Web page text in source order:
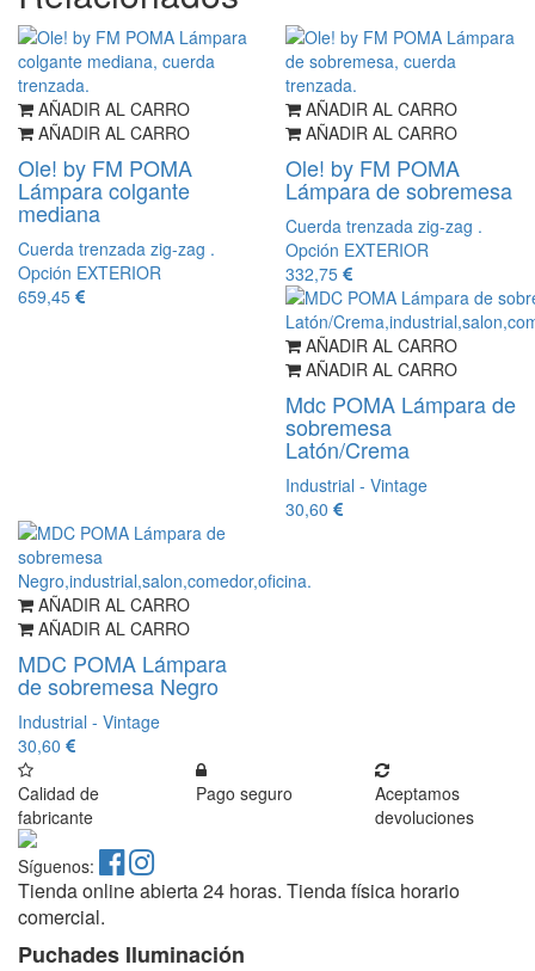
AÑADIR AL CARRO
AÑADIR AL CARRO
Ole! by FM POMA
Lámpara colgante
mediana
Cuerda trenzada zig-zag .
Opción EXTERIOR
659,45
AÑADIR AL CARRO
AÑADIR AL CARRO
Ole! by FM POMA
Lámpara de sobremesa
Cuerda trenzada zig-zag .
Opción EXTERIOR
332,75
AÑADIR AL CARRO
AÑADIR AL CARRO
Mdc POMA Lámpara de
sobremesa
Latón/Crema
Industrial - Vintage
30,60
AÑADIR AL CARRO
AÑADIR AL CARRO
MDC POMA Lámpara
de sobremesa Negro
Industrial - Vintage
30,60
Calidad de
fabricante
Pago seguro
Aceptamos
devoluciones
Síguenos:
Tienda online abierta 24 horas. Tienda física horario
comercial.
Puchades Iluminación